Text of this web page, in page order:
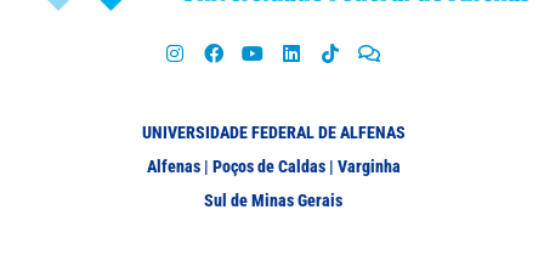
UNIVERSIDADE FEDERAL DE ALFENAS
Alfenas | Poços de Caldas | Varginha
Sul de Minas Gerais